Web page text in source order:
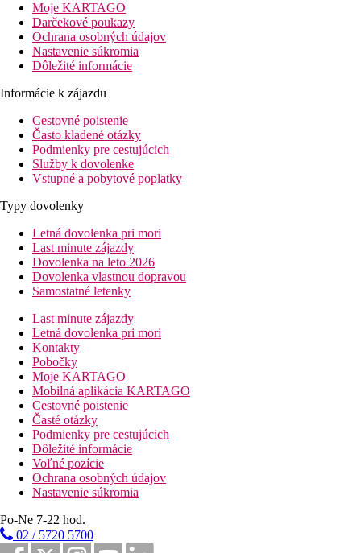
Moje KARTAGO
Darčekové poukazy
Ochrana osobných údajov
Nastavenie súkromia
Dôležité informácie
Informácie k zájazdu
Cestovné poistenie
Často kladené otázky
Podmienky pre cestujúcich
Služby k dovolenke
Vstupné a pobytové poplatky
Typy dovolenky
Letná dovolenka pri mori
Last minute zájazdy
Dovolenka na leto 2026
Dovolenka vlastnou dopravou
Samostatné letenky
Last minute zájazdy
Letná dovolenka pri mori
Kontakty
Pobočky
Moje KARTAGO
Mobilná aplikácia KARTAGO
Cestovné poistenie
Časté otázky
Podmienky pre cestujúcich
Dôležité informácie
Voľné pozície
Ochrana osobných údajov
Nastavenie súkromia
Po-Ne 7-22 hod.
02 / 5720 5700